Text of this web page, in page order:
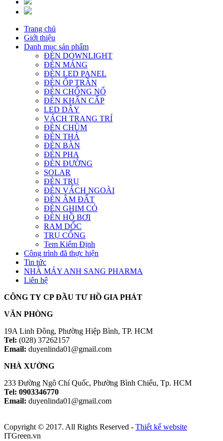
Trang chủ
Giới thiệu
Danh mục sản phẩm
ĐÈN DOWNLIGHT
ĐÈN MÁNG
ĐÈN LED PANEL
ĐÈN ỐP TRẦN
ĐÈN CHỐNG NỔ
ĐÈN KHẨN CẤP
LED DÂY
VÁCH TRANG TRÍ
ĐÈN CHÙM
ĐÈN THẢ
ĐÈN BÀN
ĐÈN PHA
ĐÈN ĐƯỜNG
SOLAR
ĐÈN TRỤ
ĐÈN VÁCH NGOÀI
ĐÈN ÂM ĐẤT
ĐÈN GHIM CỎ
ĐÈN HỒ BƠI
RAM DỐC
TRỤ CỔNG
Tem Kiểm Định
Công trình đã thực hiện
Tin tức
NHÀ MÁY ANH SANG PHARMA
Liên hệ
CÔNG TY CP ĐẦU TƯ HỒ GIA PHÁT
VĂN PHÒNG
19A Linh Đông, Phường Hiệp Bình, TP. HCM
Tel: (028) 37262157
Email: duyenlinda01@gmail.com
NHÀ XƯỞNG
233 Đường Ngô Chí Quốc, Phường Bình Chiểu, Tp. HCM
Tel: 0903346770
Email: duyenlinda01@gmail.com
Copyright © 2017. All Rights Reserved - Thiết kế website
ITGreen.vn